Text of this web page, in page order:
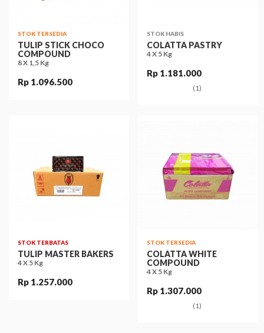
STOK TERSEDIA
TULIP STICK CHOCO
COMPOUND
8 X 1,5 Kg
Rp 1.096.500
STOK HABIS
COLATTA PASTRY
4 X 5 Kg
Rp 1.181.000
(1)
STOK TERBATAS
TULIP MASTER BAKERS
4 X 5 Kg
Rp 1.257.000
STOK TERSEDIA
COLATTA WHITE
COMPOUND
4 X 5 Kg
Rp 1.307.000
(1)